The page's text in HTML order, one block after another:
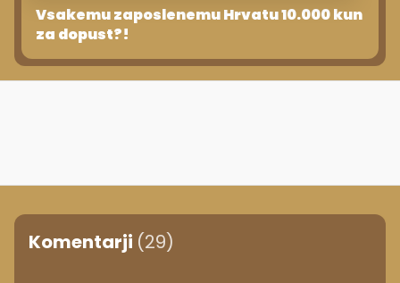
Vsakemu zaposlenemu Hrvatu 10.000 kun
za dopust?!
Komentarji (29)